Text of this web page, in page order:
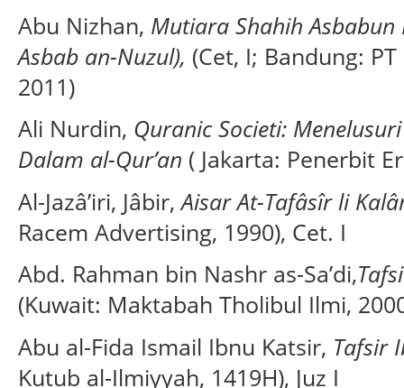
Abu Nizhan, Mutiara Shahih
Asbab an-Nuzul), (Cet, I; Bandung:
2011)
Ali Nurdin, Quranic Societi:
Dalam al-Qur’an ( Jakarta: Penerbit
Al-Jazâ’iri, Jâbir,Aisar At-Tafâsîr li
Racem Advertising, 1990), Cet. I
Abd. Rahman bin Nashr as-Sa’di,
(Kuwait: Maktabah Tholibul Ilmi,
Abu al-Fida Ismail Ibnu Katsir, Tafsir
Kutub al-Ilmiyyah, 1419H), Juz I